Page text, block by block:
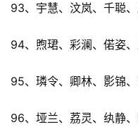
93、宇慧、汶岚、千聪
94、煦珺、彩澜、偌姿
95、璘令、卿林、影锦
96、垭兰、荔灵、纨静